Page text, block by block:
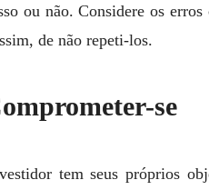
ou não. Considere os
de não repeti-los.
se
tem seus próprios